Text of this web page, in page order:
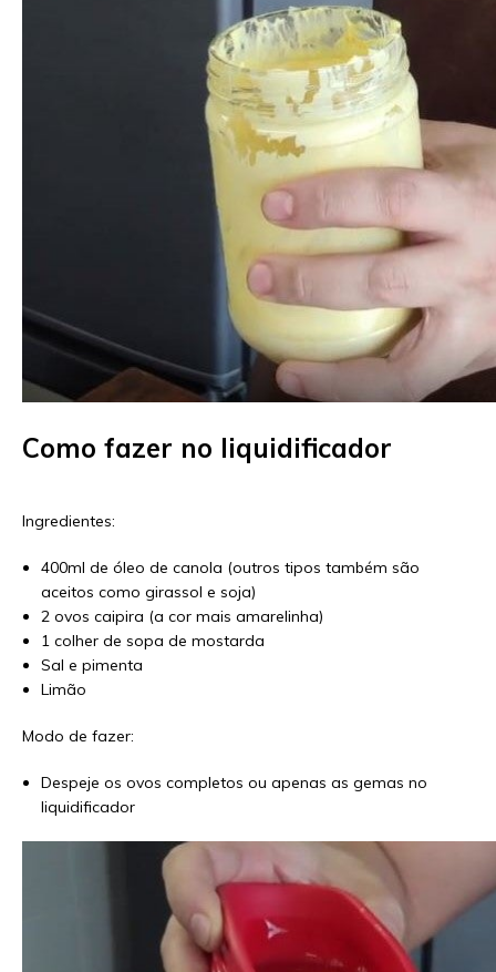
Como fazer no liquidificador
Ingredientes:
400ml de óleo de canola (outros tipos também são
aceitos como girassol e soja)
2 ovos caipira (a cor mais amarelinha)
1 colher de sopa de mostarda
Sal e pimenta
Limão
Modo de fazer:
Despeje os ovos completos ou apenas as gemas no
liquidificador